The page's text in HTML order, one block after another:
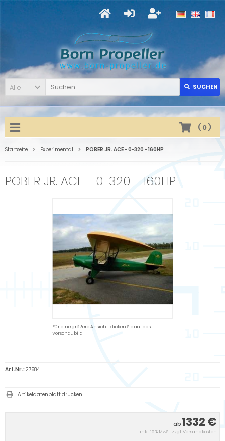
Alle SUCHEN
( 0)
Startseite Experimental POBER JR. ACE - 0-320 - 160HP
POBER JR. ACE - 0-320 - 160HP
Für eine größere Ansicht klicken Sie auf das
Vorschaubild
ab1332 €
inkl. 19 % MwSt. zzgl.Versandkosten
Art.Nr.: 27584
Artikeldatenblatt drucken